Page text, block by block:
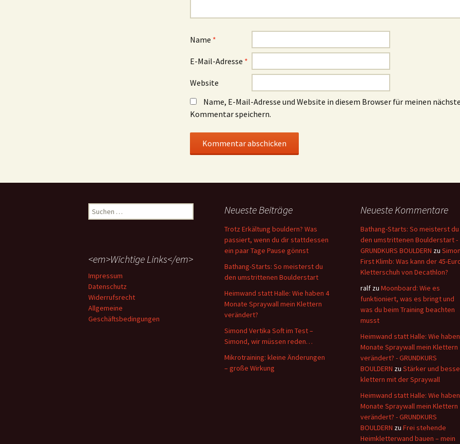
Name *
E-Mail-Adresse *
Website
Name, E-Mail-Adresse und Website in diesem Browser für meinen
Kommentar speichern.
Suchen
nach:
Neueste Beiträge
Trotz Erkältung bouldern? Was
passiert, wenn du dir stattdessen
ein paar Tage Pause gönnst
Bathang-Starts: So meisterst du
den umstrittenen Boulderstart
Heimwand statt Halle: Wie haben 4
Monate Spraywall mein Klettern
verändert?
Simond Vertika Soft im Test –
Simond, wir müssen reden…
Mikrotraining: kleine Änderungen
– große Wirkung
Neueste Kommentare
Bathang-Starts: So meisterst du
den umstrittenen Boulderstart -
GRUNDKURS BOULDERN zu
First Klimb: Was kann der 45-
Kletterschuh von Decathlon?
ralf zu Moonboard: Wie es
funktioniert, was es bringt und
was du beim Training beachten
musst
Heimwand statt Halle: Wie
Monate Spraywall mein Klettern
verändert? - GRUNDKURS
BOULDERN zu Stärker und
klettern mit der Spraywall
Heimwand statt Halle: Wie
Monate Spraywall mein Klettern
verändert? - GRUNDKURS
BOULDERN zu Frei stehende
Heimkletterwand bauen – mein
<em>Wichtige Links</em>
Impressum
Datenschutz
Widerrufsrecht
Allgemeine
Geschäftsbedingungen